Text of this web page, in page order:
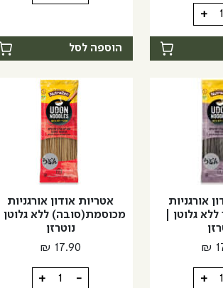
+
של
שחור
מלא
Gallo
הוספה לסל
אורגניות
גלוטן |
₪
+
אטריות אודון אורגניות
מכוסמת(סובה) ללא גלוטן |
נוטרזן
₪ 17.90
-
כמות
+